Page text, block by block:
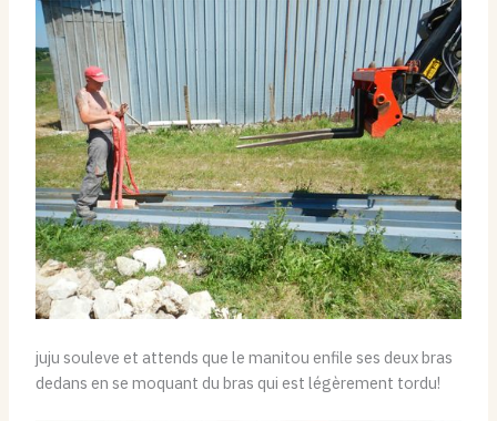
juju souleve et attends que le manitou enfile ses deux bras
dedans en se moquant du bras qui est légèrement tordu!